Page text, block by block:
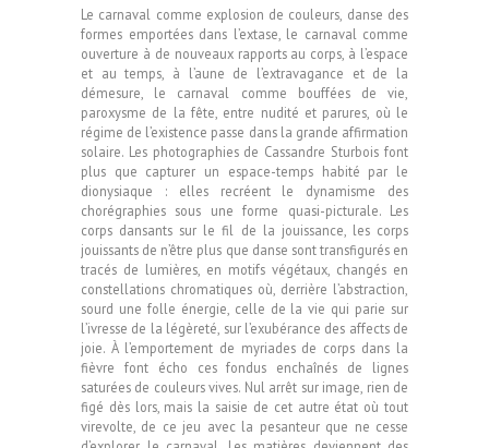
Le carnaval comme explosion de couleurs, danse des
formes emportées dans l’extase, le carnaval comme
ouverture à de nouveaux rapports au corps, à l’espace
et au temps, à l’aune de l’extravagance et de la
démesure, le carnaval comme bouffées de vie,
paroxysme de la fête, entre nudité et parures, où le
régime de l’existence passe dans la grande affirmation
solaire. Les photographies de Cassandre Sturbois font
plus que capturer un espace-temps habité par le
dionysiaque : elles recréent le dynamisme des
chorégraphies sous une forme quasi-picturale. Les
corps dansants sur le fil de la jouissance, les corps
jouissants de n’être plus que danse sont transfigurés en
tracés de lumières, en motifs végétaux, changés en
constellations chromatiques où, derrière l’abstraction,
sourd une folle énergie, celle de la vie qui parie sur
l’ivresse de la légèreté, sur l’exubérance des affects de
joie. À l’emportement de myriades de corps dans la
fièvre font écho ces fondus enchaînés de lignes
saturées de couleurs vives. Nul arrêt sur image, rien de
figé dès lors, mais la saisie de cet autre état où tout
virevolte, de ce jeu avec la pesanteur que ne cesse